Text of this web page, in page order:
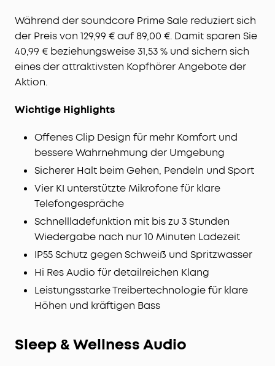
Während der soundcore Prime Sale reduziert sich
der Preis von 129,99 € auf 89,00 €. Damit sparen Sie
40,99 € beziehungsweise 31,53 % und sichern sich
eines der attraktivsten Kopfhörer Angebote der
Aktion.
Wichtige Highlights
Offenes Clip Design für mehr Komfort und
bessere Wahrnehmung der Umgebung
Sicherer Halt beim Gehen, Pendeln und Sport
Vier KI unterstützte Mikrofone für klare
Telefongespräche
Schnellladefunktion mit bis zu 3 Stunden
Wiedergabe nach nur 10 Minuten Ladezeit
IP55 Schutz gegen Schweiß und Spritzwasser
Hi Res Audio für detailreichen Klang
Leistungsstarke Treibertechnologie für klare
Höhen und kräftigen Bass
Sleep & Wellness Audio